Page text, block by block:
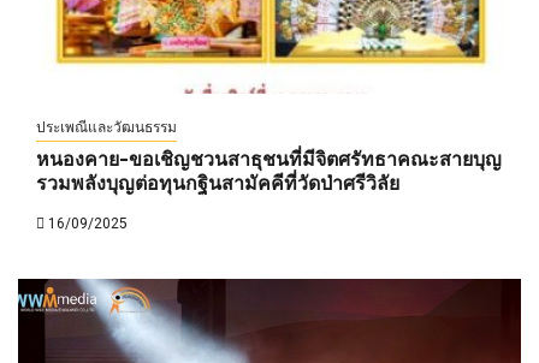
ประเพณีและวัฒนธรรม
หนองคาย-ขอเชิญชวนสาธุชนที่มีจิตศรัทธาคณะสายบุญ
รวมพลังบุญต่อทุนกฐินสามัคคีที่วัดป่าศรีวิลัย
16/09/2025